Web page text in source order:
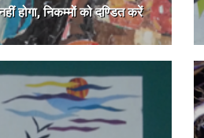
होगा, निकम्मों को दण्डित करें